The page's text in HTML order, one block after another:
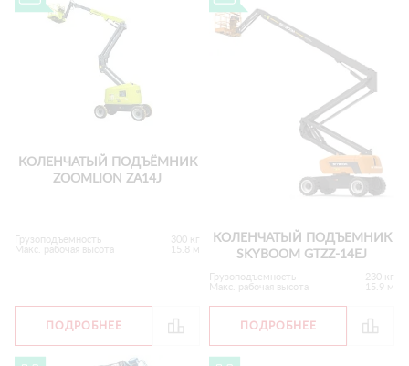
КОЛЕНЧАТЫЙ ПОДЪЁМНИК
ZOOMLION ZA14J
Грузоподъемность
300 кг
Макс. рабочая высота
15.8 м
ПОДРОБНЕЕ
КОЛЕНЧАТЫЙ ПОДЪЕМНИК
SKYBOOM GTZZ-14EJ
Грузоподъемность
230 кг
Макс. рабочая высота
15.9 м
ПОДРОБНЕЕ